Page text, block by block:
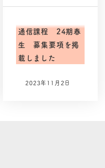
通信課程 24期春
生 募集要項を掲
載しました
2023年11月2日